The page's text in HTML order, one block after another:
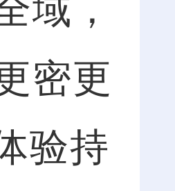
域，
密更
验持